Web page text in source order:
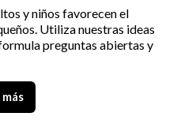
y niños favorecen el
Utiliza nuestras ideas
preguntas abiertas y
más